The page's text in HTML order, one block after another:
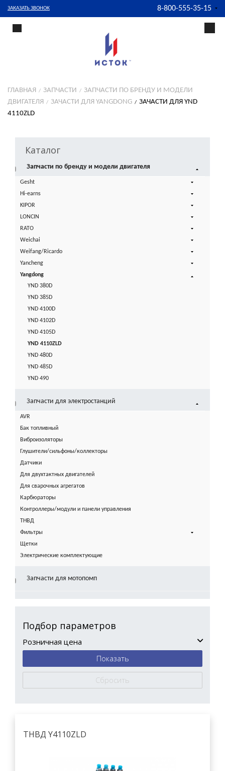
ЗАКАЗАТЬ ЗВОНОК 8-800-555-35-15
ГЛАВНАЯ ЗАПЧАСТИ
ЗАПЧАСТИ ПО БРЕНДУ И МОДЕЛИ
ДВИГАТЕЛЯ
ЗАЧАСТИ ДЛЯ YANGDONG
ЗАЧАСТИ ДЛЯ YND
4110ZLD
Каталог
Запчасти по бренду и модели двигателя
Gesht
Hi-earns
KIPOR
LONCIN
RATO
Weichai
Weifang/Ricardo
Yancheng
Yangdong
YND 380D
YND 385D
YND 4100D
YND 4102D
YND 4105D
YND 4110ZLD
YND 480D
YND 485D
YND 490
Запчасти для электростанций
AVR
Бак топливный
Виброизоляторы
Глушители/сильфоны/коллекторы
Датчики
Для двухтактных двигателей
Для сварочных агрегатов
Карбюраторы
Контроллеры/модули и панели управления
ТНВД
Фильтры
Щетки
Электрические комплектующие
Запчасти для мотопомп
Подбор параметров
Розничная цена
ТНВД Y4110ZLD